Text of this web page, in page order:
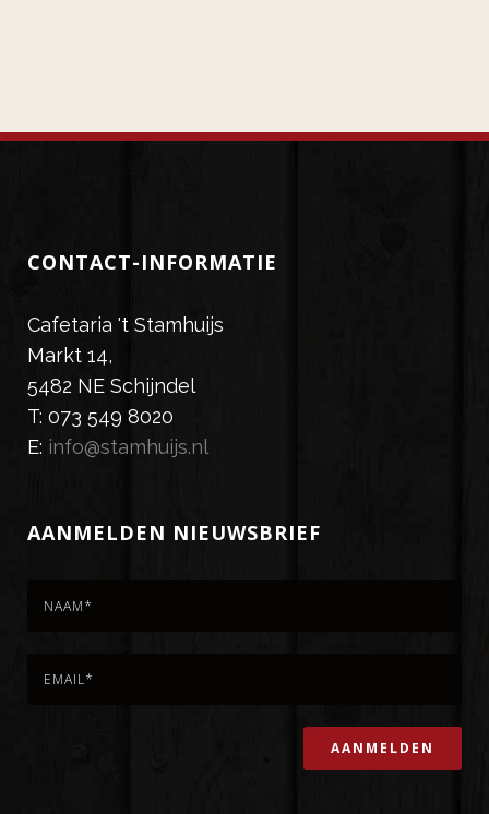
CONTACT-INFORMATIE
Cafetaria 't Stamhuijs
Markt 14,
5482 NE Schijndel
T: 073 549 8020
E: info@stamhuijs.nl
AANMELDEN NIEUWSBRIEF